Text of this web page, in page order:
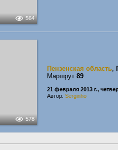
564
578
Пензенская область,
Маршрут 89
21 февраля 2013 г.,
Автор: Serginho